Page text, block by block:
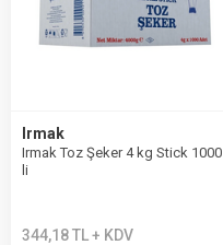
Irmak
Irmak Toz Şeker 4 kg Stick 1000
li
344,18 TL + KDV